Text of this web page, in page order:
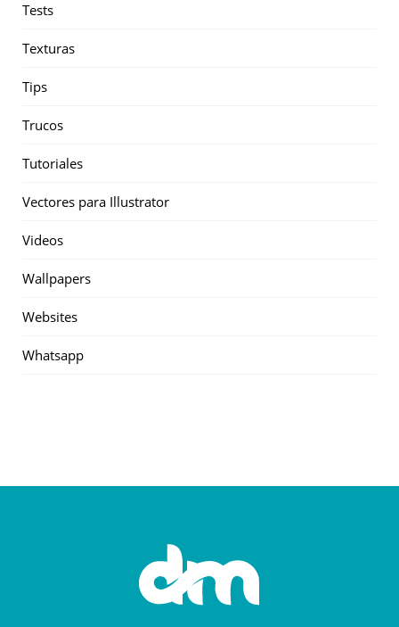
Tests
Texturas
Tips
Trucos
Tutoriales
Vectores para Illustrator
Videos
Wallpapers
Websites
Whatsapp